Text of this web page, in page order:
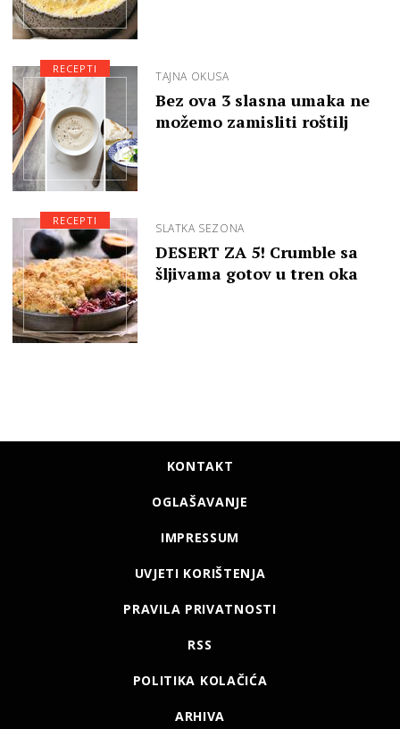
TAJNA OKUSA
Bez ova 3 slasna umaka ne
možemo zamisliti roštilj
RECEPTI
SLATKA SEZONA
DESERT ZA 5! Crumble sa
šljivama gotov u tren oka
RECEPTI
KONTAKT
OGLAŠAVANJE
IMPRESSUM
UVJETI KORIŠTENJA
PRAVILA PRIVATNOSTI
RSS
POLITIKA KOLAČIĆA
ARHIVA